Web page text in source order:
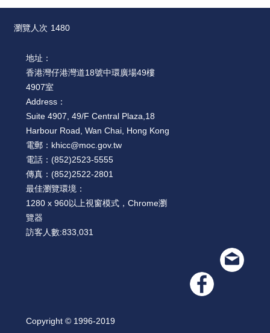
瀏覽人次 1480
地址：
香港灣仔港灣道18號中環廣場49樓
4907室
Address：
Suite 4907, 49/F Central Plaza,18
Harbour Road, Wan Chai, Hong Kong
電郵： khicc@moc.gov.tw
電話： (852)2523-5555
傳真： (852)2522-2801
最佳瀏覽環境：
1280 x 960以上視窗模式，Chrome瀏
覽器
訪客人數:833,031
Copyright © 1996-2019